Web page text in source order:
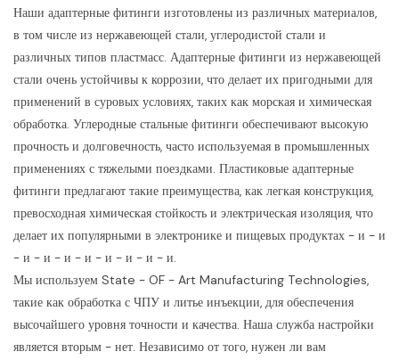
Наши адаптерные фитинги изготовлены из различных материалов,
в том числе из нержавеющей стали, углеродистой стали и
различных типов пластмасс. Адаптерные фитинги из нержавеющей
стали очень устойчивы к коррозии, что делает их пригодными для
применений в суровых условиях, таких как морская и химическая
обработка. Углеродные стальные фитинги обеспечивают высокую
прочность и долговечность, часто используемая в промышленных
применениях с тяжелыми поездками. Пластиковые адаптерные
фитинги предлагают такие преимущества, как легкая конструкция,
превосходная химическая стойкость и электрическая изоляция, что
делает их популярными в электронике и пищевых продуктах - и - и
- и - и - и - и - и - и - и - и.
Мы используем State - OF - Art Manufacturing Technologies,
такие как обработка с ЧПУ и литье инъекции, для обеспечения
высочайшего уровня точности и качества. Наша служба настройки
является вторым - нет. Независимо от того, нужен ли вам